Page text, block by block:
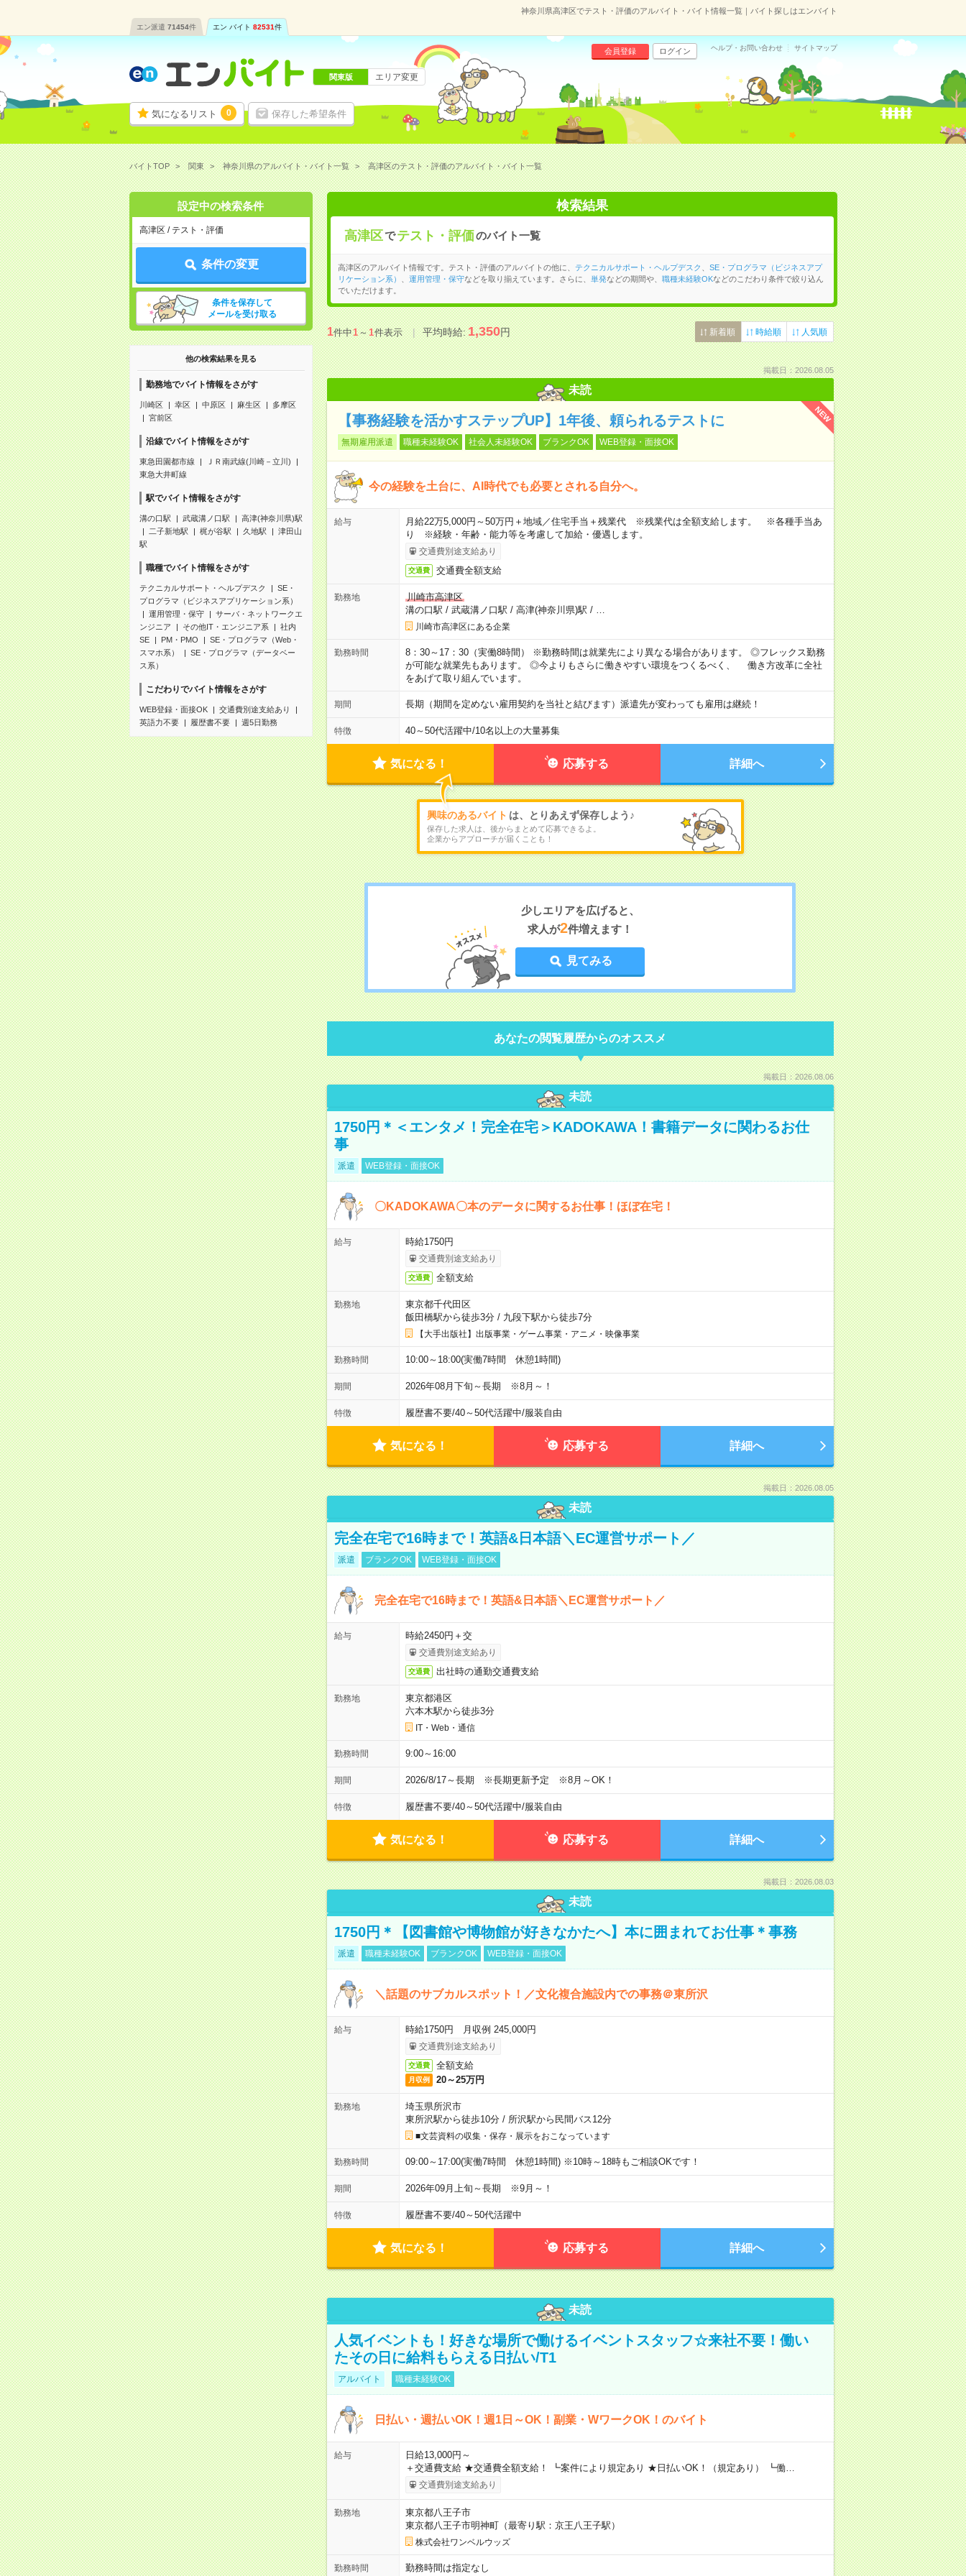
神奈川県高津区でテスト・評価のアルバイト・バイト情報一覧｜バイト探しはエンバイト
エン派遣 71454件 エン バイト 82531件
気になるリスト 0 保存した希望条件
会員登録 ログイン ヘルプ・お問い合わせ サイトマップ
関東版 エリア変更
バイトTOP 関東 神奈川県のアルバイト・バイト一覧 高津区のテスト・評価のアルバイト・バイト一覧
設定中の検索条件
高津区 / テスト・評価
条件の変更
条件を保存して
メールを受け取る
他の検索結果を見る
勤務地でバイト情報をさがす
川崎区 幸区 中原区 麻生区
多摩区
宮前区
沿線でバイト情報をさがす
東急田園都市線
ＪＲ南武線(川崎－立川)
東急大井町線
駅でバイト情報をさがす
溝の口駅 武蔵溝ノ口駅
高津(神奈川県)駅
二子新地駅
梶が谷駅 久地駅
津田山
駅
職種でバイト情報をさがす
テクニカルサポート・ヘルプデスク
SE・
プログラマ（ビジネスアプリケーション系）
運用管理・保守
サーバ・ネットワークエ
ンジニア
その他IT・エンジニア系
社内
SE
PM・PMO
SE・プログラマ（Web・
スマホ系）
SE・プログラマ（データベー
ス系）
こだわりでバイト情報をさがす
WEB登録・面接OK
交通費別途支給あり
英語力不要
履歴書不要 週5日勤務
検索結果
高津区で テスト・評価のバイト一覧
高津区のアルバイト情報です。テスト・評価のアルバイトの他に、 テクニカルサポート・ヘルプデスク
SE・プログラマ（ビジネスアプ
リケーション系）
運用管理・保守などを取り揃えています。さらに、 単発などの期間や、 職種未経験OKなどのこだわり条件で絞り込ん
でいただけます。
1件中1～1件表示 平均時給:1,350円 新着順 時給順 人気順
掲載日：2026.08.05
未読
NEW
【事務経験を活かすステップUP】1年後、頼られるテストに
無期雇用派遣 職種未経験OK 社会人未経験OK ブランクOK WEB登録・面接OK
今の経験を土台に、AI時代でも必要とされる自分へ。
給与
月給22万5,000円～50万円＋地域／住宅手当＋残業代 ※残業代は全額支給します。 ※各種手当あ
り ※経験・年齢・能力等を考慮して加給・優遇します。
交通費別途支給あり
交通費 交通費全額支給
勤務地
川崎市高津区
溝の口駅 / 武蔵溝ノ口駅 / 高津(神奈川県)駅 /
川崎市高津区にある企業
勤務時間
8：30～17：30（実働8時間） ※勤務時間は就業先により異なる場合があります。 ◎フレックス勤務
が可能な就業先もあります。 ◎今よりもさらに働きやすい環境をつくるべく、 働き方改革に全社
をあげて取り組んでいます。
期間 長期（期間を定めない雇用契約を当社と結びます）派遣先が変わっても雇用は継続！
特徴 40～50代活躍中/10名以上の大量募集
気になる！ 応募する 詳細へ
興味のあるバイト は、とりあえず保存しよう♪
保存した求人は、後からまとめて応募できるよ。
企業からアプローチが届くことも！
少しエリアを広げると、
求人が2件増えます！
見てみる
あなたの閲覧履歴からのオススメ
掲載日：2026.08.06
未読
1750円＊＜エンタメ！完全在宅＞KADOKAWA！書籍データに関わるお仕
事
派遣 WEB登録・面接OK
〇KADOKAWA〇本のデータに関するお仕事！ほぼ在宅！
給与 時給1750円
交通費別途支給あり
交通費 全額支給
勤務地
東京都千代田区
飯田橋駅から徒歩3分/ 九段下駅から徒歩7分
【大手出版社】出版事業・ゲーム事業・アニメ・映像事業
勤務時間 10:00～18:00(実働7時間 休憩1時間)
期間 2026年08月下旬～長期 ※8月～！
特徴 履歴書不要/40～50代活躍中/服装自由
気になる！ 応募する 詳細へ
掲載日：2026.08.05
未読
完全在宅で16時まで！英語&日本語＼EC運営サポート／
派遣 ブランクOK WEB登録・面接OK
完全在宅で16時まで！英語&日本語＼EC運営サポート／
給与 時給2450円＋交
交通費別途支給あり
交通費 出社時の通勤交通費支給
勤務地
東京都港区
六本木駅から徒歩3分
IT・Web・通信
勤務時間 9:00～16:00
期間 2026/8/17～長期 ※長期更新予定 ※8月～OK！
特徴 履歴書不要/40～50代活躍中/服装自由
気になる！ 応募する 詳細へ
掲載日：2026.08.03
未読
1750円＊【図書館や博物館が好きなかたへ】本に囲まれてお仕事＊事務
派遣 職種未経験OK ブランクOK WEB登録・面接OK
＼話題のサブカルスポット！／文化複合施設内での事務＠東所沢
給与 時給1750円 月収例 245,000円
交通費別途支給あり
交通費 全額支給
月収例 20～25万円
勤務地
埼玉県所沢市
東所沢駅から徒歩10分/ 所沢駅から民間バス12分
■文芸資料の収集・保存・展示をおこなっています
勤務時間 09:00～17:00(実働7時間 休憩1時間) ※10時～18時もご相談OKです！
期間 2026年09月上旬～長期 ※9月～！
特徴 履歴書不要/40～50代活躍中
気になる！ 応募する 詳細へ
未読
人気イベントも！好きな場所で働けるイベントスタッフ☆来社不要！働い
たその日に給料もらえる日払い/T1
アルバイト 職種未経験OK
日払い・週払いOK！週1日～OK！副業・WワークOK！のバイト
給与
日給13,000円～
＋交通費支給 ★交通費全額支給！ ┗案件により規定あり ★日払いOK！（規定あり） ┗働…
交通費別途支給あり
勤務地
東京都八王子市
東京都八王子市明神町（最寄り駅：京王八王子駅）
株式会社ワンベルウッズ
勤務時間
勤務時間は指定なし